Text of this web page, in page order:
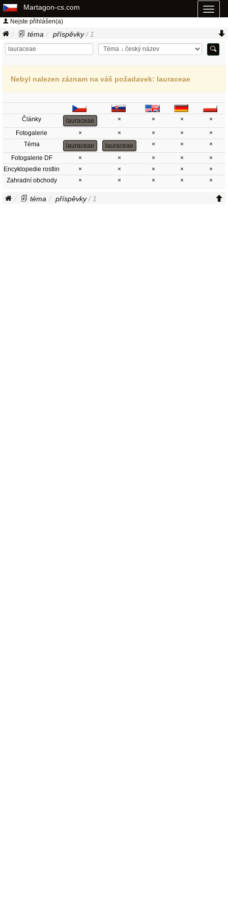
Martagon-cs.com
Nejste přihlášen(a)
téma příspěvky/ 1
Nebyl nalezen záznam na váš požadavek: lauraceae
Články lauraceae × × ×
×
Fotogalerie
× × × ×
×
Téma
lauraceae lauraceae × ×
×
Fotogalerie DF
× × × ×
×
Encyklopedie rostlin
× × × ×
×
Zahradní obchody
× × × × ×
téma příspěvky/ 1